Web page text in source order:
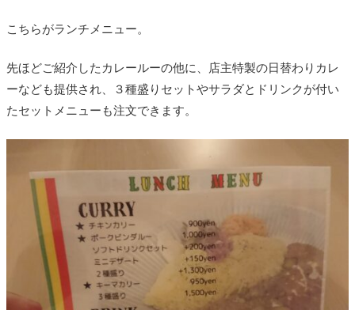
こちらがランチメニュー。
先ほどご紹介したカレールーの他に、店主特製の日替わりカレ
ーなども提供され、３種盛りセットやサラダとドリンクが付い
たセットメニューも注文できます。